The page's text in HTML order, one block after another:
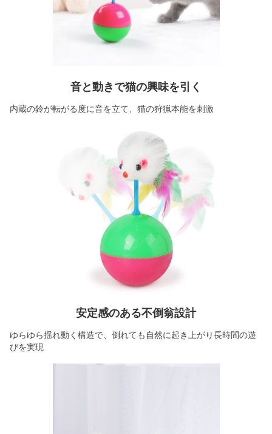
音と動きで猫の興味を引く
内蔵の鈴が転がる度に音を立て、猫の狩猟本能を刺激
安定感のある不倒翁設計
ゆらゆら揺れ動く構造で、倒れても自然に起き上がり長時間の遊
びを実現